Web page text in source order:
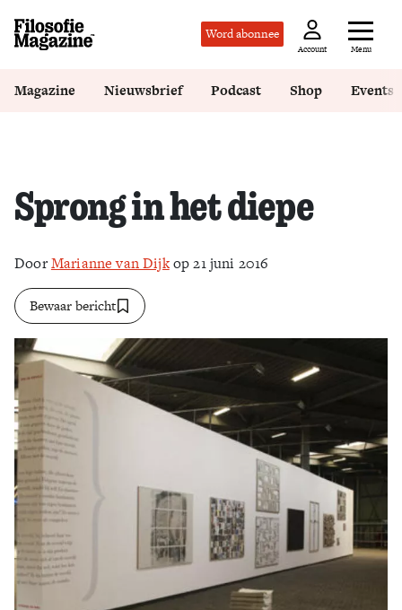
Word abonnee
Account Menu
Zoek
Magazine Nieuwsbrief Podcast Shop Events
Sprong in het diepe
DoorMarianne van Dijkop 21 juni 2016
Bewaar bericht